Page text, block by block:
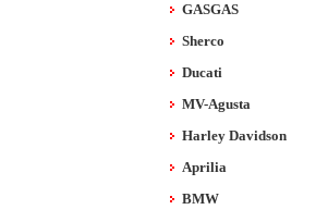
GASGAS
Sherco
Ducati
MV-Agusta
Harley Davidson
Aprilia
BMW